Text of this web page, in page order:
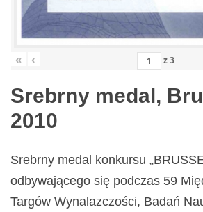
« ‹ z3
Srebrny medal,
2010
Srebrny medal konkursu
odbywającego się podczas 59
Targów Wynalazczości, Badań